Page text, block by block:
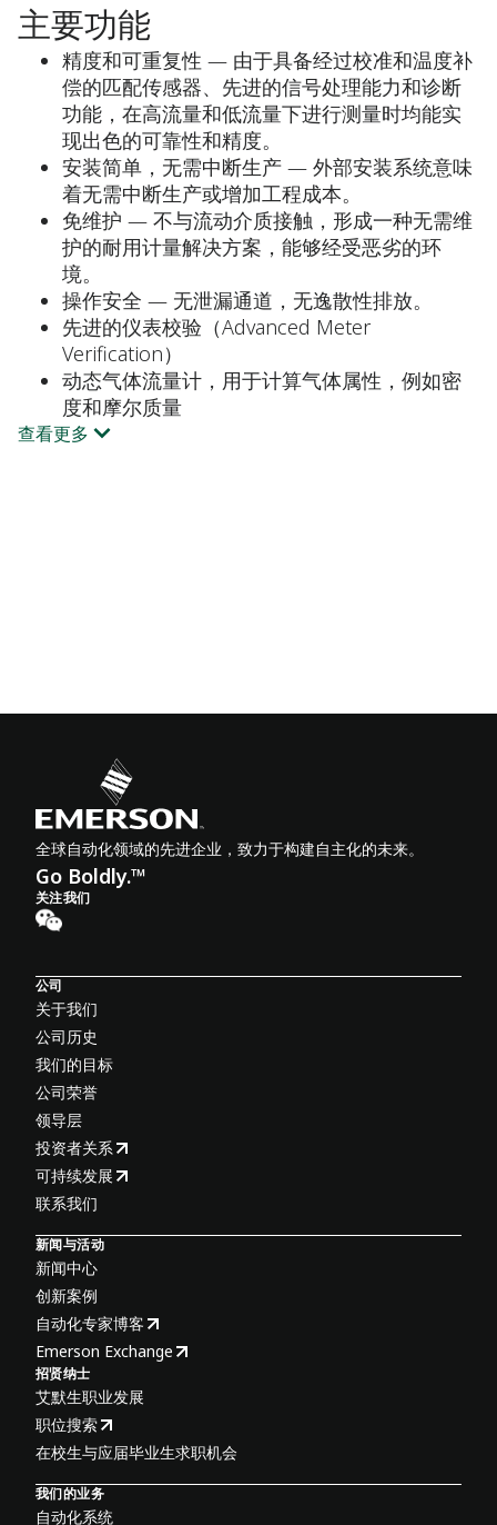
主要功能
精度和可重复性 — 由于具备经过校准和温度补
偿的匹配传感器、先进的信号处理能力和诊断
功能，在高流量和低流量下进行测量时均能实
现出色的可靠性和精度。
安装简单，无需中断生产 — 外部安装系统意味
着无需中断生产或增加工程成本。
免维护 — 不与流动介质接触，形成一种无需维
护的耐用计量解决方案，能够经受恶劣的环
境。
操作安全 — 无泄漏通道，无逸散性排放。
先进的仪表校验（Advanced Meter
Verification）
动态气体流量计，用于计算气体属性，例如密
度和摩尔质量
查看更多
全球自动化领域的先进企业，致力于构建自主化的未来。
Go Boldly.™
关注我们
公司
关于我们
公司历史
我们的目标
公司荣誉
领导层
投资者关系
可持续发展
联系我们
新闻与活动
新闻中心
创新案例
自动化专家博客
Emerson Exchange
招贤纳士
艾默生职业发展
职位搜索
在校生与应届毕业生求职机会
我们的业务
自动化系统